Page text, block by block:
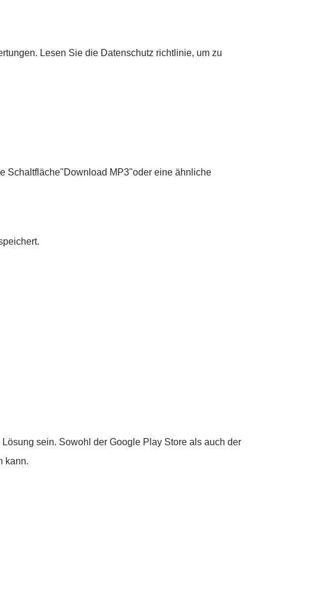
Lesen Sie die Datenschutz richtlinie, um zu
Schaltfläche"Download MP3"oder eine ähnliche
sein. Sowohl der Google Play Store als auch der
kann.